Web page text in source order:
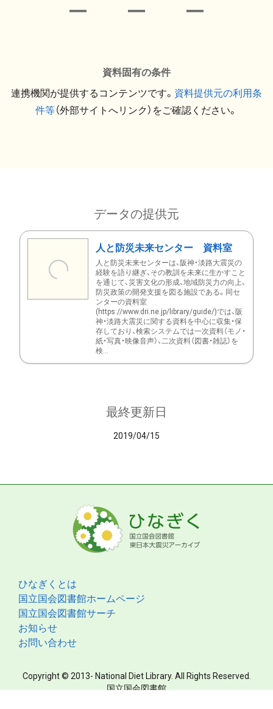
資料固有の条件
連携機関が提供するコンテンツです。 資料提供元の利用条
件等（外部サイトへリンク）をご確認ください。
データの提供元
人と防災未来センター 資料室
人と防災未来センターは、阪神・淡路大震災の
経験を語り継ぎ、その教訓を未来に生かすこと
を通じて、災害文化の形成、地域防災力の向上、
防災政策の開発支援を図る施設である。同セ
ンターの資料室
(https://www.dri.ne.jp/library/guide/)では、阪
神・淡路大震災に関する資料を中心に収集・保
存しており、検索システムでは一次資料（モノ・
紙・写真・映像音声）、二次資料（図書・雑誌）を
検...
最終更新日
2019/04/15
ひなぎくとは
国立国会図書館ホームページ
国立国会図書館サーチ
お知らせ
お問い合わせ
Copyright © 2013- National Diet Library. All Rights Reserved.